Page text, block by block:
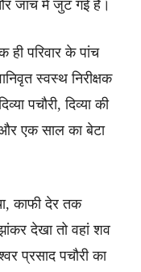
जांच में जुट गई है।
ही परिवार के पांच
स्वस्थ निरीक्षक
पचौरी, दिव्या की
एक साल का बेटा
काफी देर तक
देखा तो वहां शव
प्रसाद पचौरी का